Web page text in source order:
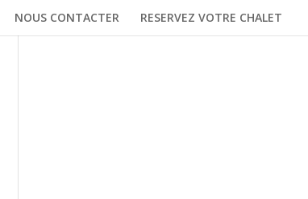
NOUS CONTACTER RESERVEZ VOTRE CHALET